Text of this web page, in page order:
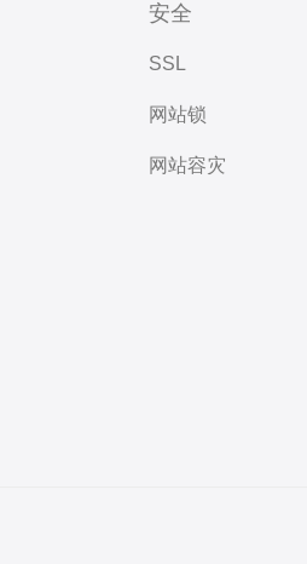
安全
SSL
网站锁
网站容灾